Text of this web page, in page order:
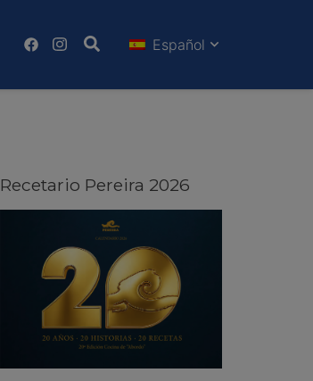
Español
Recetario Pereira 2026